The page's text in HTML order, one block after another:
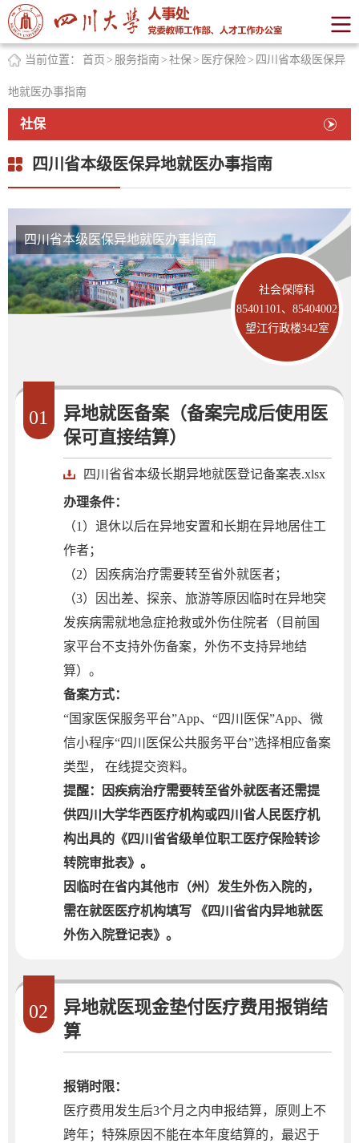
当前位置： 首页 > 服务指南 > 社保> 医疗保险> 四川省本级医保异
地就医办事指南
社保
四川省本级医保异地就医办事指南
四川省本级医保异地就医办事指南
社会保障科
85401101、85404002
望江行政楼342室
01
异地就医备案（备案完成后使用医
保可直接结算）
四川省省本级长期异地就医登记备案表.xlsx
办理条件：
（1）退休以后在异地安置和长期在异地居住工
作者；
（2）因疾病治疗需要转至省外就医者；
（3）因出差、探亲、旅游等原因临时在异地突
发疾病需就地急症抢救或外伤住院者（目前国
家平台不支持外伤备案，外伤不支持异地结
算）。
备案方式：
“国家医保服务平台”App、“四川医保”App、微
信小程序“四川医保公共服务平台”选择相应备案
类型， 在线提交资料。
提醒：因疾病治疗需要转至省外就医者还需提
供四川大学华西医疗机构或四川省人民医疗机
构出具的《四川省省级单位职工医疗保险转诊
转院审批表》。
因临时在省内其他市（州）发生外伤入院的，
需在就医医疗机构填写 《四川省省内异地就医
外伤入院登记表》。
02
异地就医现金垫付医疗费用报销结
算
报销时限：
医疗费用发生后3个月之内申报结算，原则上不
跨年；特殊原因不能在本年度结算的，最迟于